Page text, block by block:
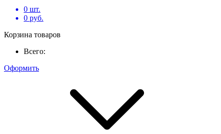
0 шт.
0 руб.
Корзина товаров
Всего:
Оформить